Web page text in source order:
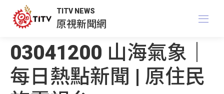
TITV NEWS
原視新聞網
03041200 山海氣象｜
每日熱點新聞 | 原住民